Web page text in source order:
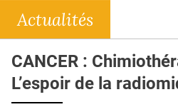
DOSSIERS
RÉSEAUX
E-REVUE SAD
THÉMA
Actualités
CANCER :
L’espoir de la